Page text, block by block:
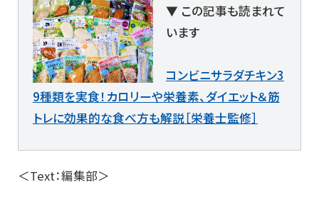
▼ この記事も読まれて
います
コンビニサラダチキン3
9種類を実食！カロリーや栄養素、ダイエット＆筋
トレに効果的な食べ方も解説［栄養士監修］
＜Text：編集部＞